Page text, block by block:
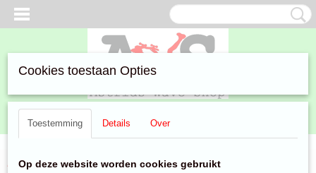
Inloggen Registreren
Home >Aanbiedingen>Kleding & Accessoires> schoenen
Cookies toestaan Opties
Toestemming Details Over
Op deze website worden cookies gebruikt